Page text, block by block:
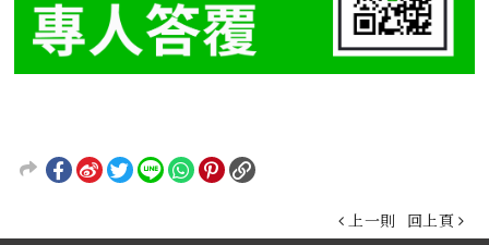
上一則 回上頁